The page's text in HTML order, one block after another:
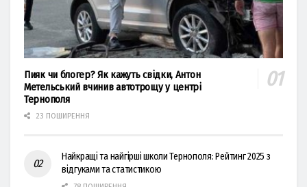
Пияк чи блогер? Як кажуть свідки, Антон
Метельський вчинив автотрощу у центрі
Тернополя
23 ПОШИРЕННЯ
Найкращі та найгірші школи Тернополя: Рейтинг 2025 з
відгуками та статистикою